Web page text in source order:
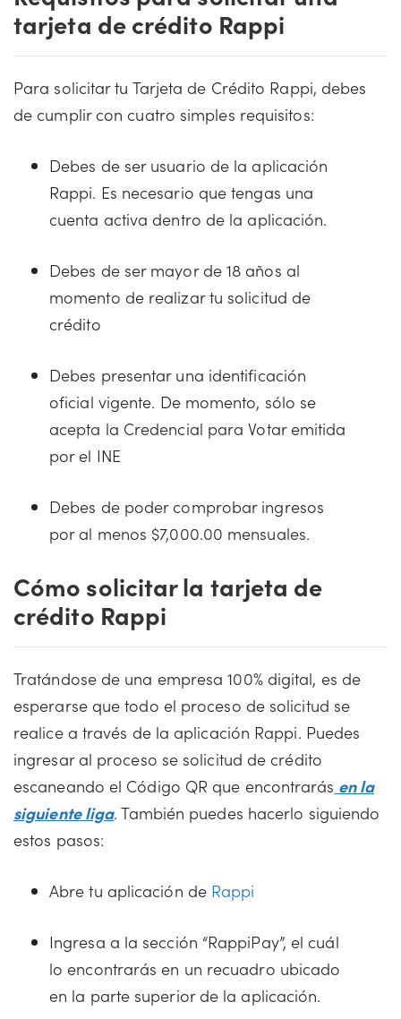
tarjeta de crédito Rappi
Para solicitar tu Tarjeta de Crédito Rappi, debes
de cumplir con cuatro simples requisitos:
Debes de ser usuario de la aplicación
Rappi. Es necesario que tengas una
cuenta activa dentro de la aplicación.
Debes de ser mayor de 18 años al
momento de realizar tu solicitud de
crédito
Debes presentar una identificación
oficial vigente. De momento, sólo se
acepta la Credencial para Votar emitida
por el INE
Debes de poder comprobar ingresos
por al menos $7,000.00 mensuales.
Cómo solicitar la tarjeta de
crédito Rappi
Tratándose de una empresa 100% digital, es de
esperarse que todo el proceso de solicitud se
realice a través de la aplicación Rappi. Puedes
ingresar al proceso se solicitud de crédito
escaneando el Código QR que encontrarás en la
siguienteliga. También puedes hacerlo siguiendo
estos pasos:
Abre tu aplicación de Rappi
Ingresa a la sección “RappiPay”, el cuál
lo encontrarás en un recuadro ubicado
en la parte superior de la aplicación.